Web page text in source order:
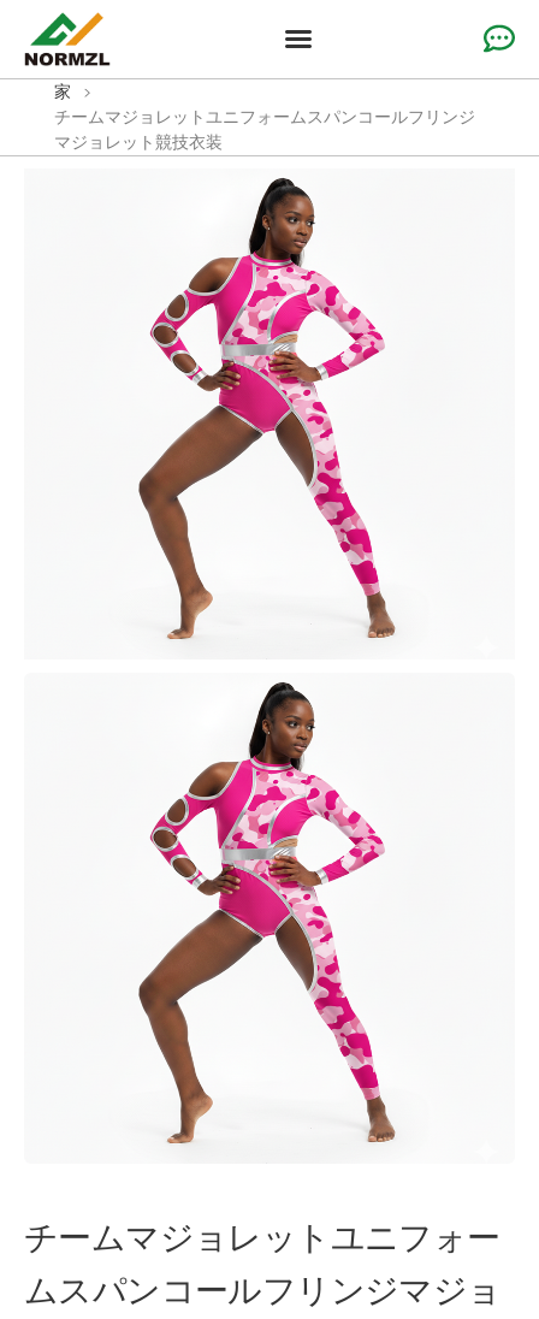
家
>
チームマジョレットユニフォームスパンコールフリンジ
マジョレット競技衣装
チームマジョレットユニフォー
ムスパンコールフリンジマジョ